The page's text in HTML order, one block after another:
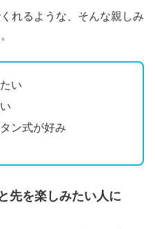
れるような、そんな親しみ
い
ン式が好み
先を楽しみたい人に